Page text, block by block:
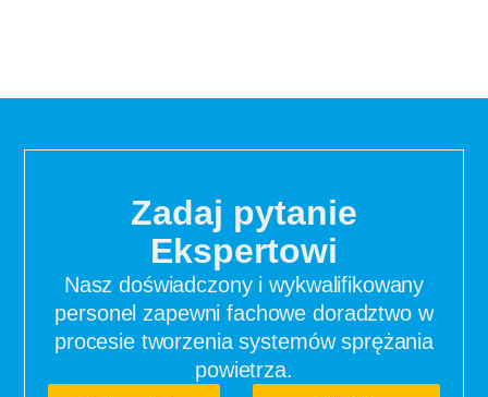
Zadaj pytanie
Ekspertowi
Nasz doświadczony i wykwalifikowany
personel zapewni fachowe doradztwo w
procesie tworzenia systemów sprężania
powietrza.